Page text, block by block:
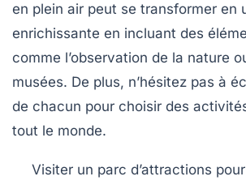
en plein air peut se transformer en
enrichissante en incluant des
comme l’observation de la nature
musées. De plus, n’hésitez pas à
de chacun pour choisir des
tout le monde.
Visiter un parc d’attractions